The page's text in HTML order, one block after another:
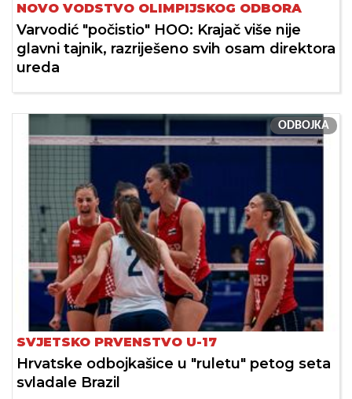
NOVO VODSTVO OLIMPIJSKOG ODBORA
Varvodić "počistio" HOO: Krajač više nije
glavni tajnik, razriješeno svih osam direktora
ureda
ODBOJKA
SVJETSKO PRVENSTVO U-17
Hrvatske odbojkašice u "ruletu" petog seta
svladale Brazil